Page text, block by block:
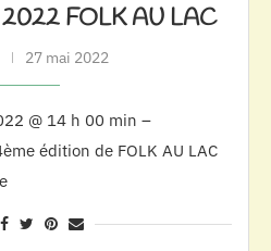
FOLK AU LAC
27 mai 2022
@ 14 h 00 min –
édition de FOLK AU LAC